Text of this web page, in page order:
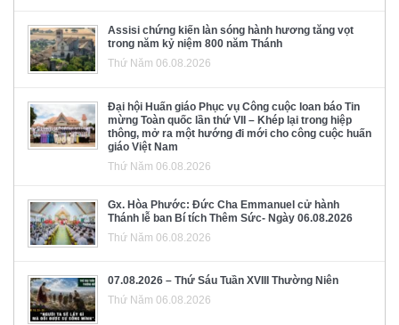
Assisi chứng kiến làn sóng hành hương tăng vọt
trong năm kỷ niệm 800 năm Thánh
Thứ Năm 06.08.2026
Đại hội Huấn giáo Phục vụ Công cuộc loan báo Tin
mừng Toàn quốc lần thứ VII – Khép lại trong hiệp
thông, mở ra một hướng đi mới cho công cuộc huấn
giáo Việt Nam
Thứ Năm 06.08.2026
Gx. Hòa Phước: Đức Cha Emmanuel cử hành
Thánh lễ ban Bí tích Thêm Sức- Ngày 06.08.2026
Thứ Năm 06.08.2026
07.08.2026 – Thứ Sáu Tuần XVIII Thường Niên
Thứ Năm 06.08.2026